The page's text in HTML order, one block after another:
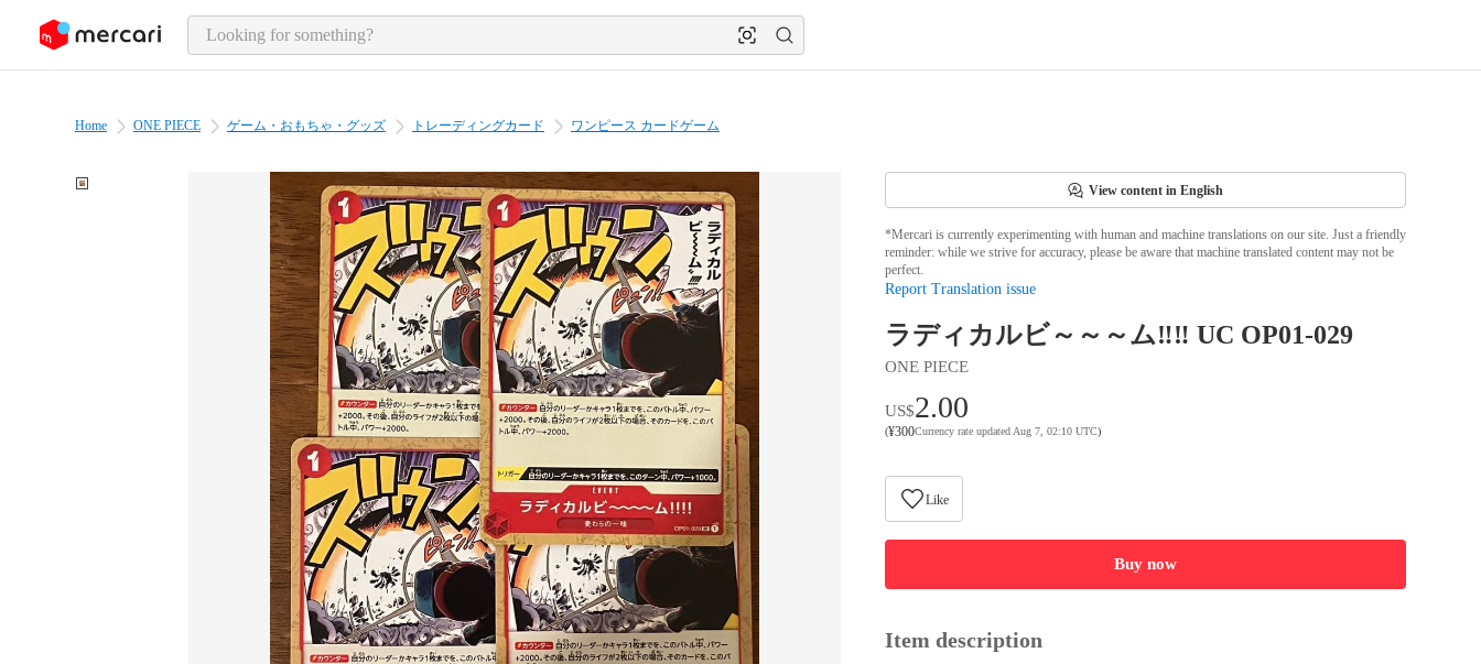
page content
Home ONE PIECE ゲーム・おもちゃ・グッズ トレーディングカード ワンピース カードゲーム
View content in English
*Mercari is currently experimenting with human and machine translations on our site. Just a friendly
reminder: while we strive for accuracy, please be aware that machine translated content may not be
perfect.
Report Translation issue
ラディカルビ～～～ム‼‼ UC OP01-029
ONE PIECE
US$2.00
(¥300Currency rate updated Aug 7, 02:10 UTC)
Like
Buy now
Item description